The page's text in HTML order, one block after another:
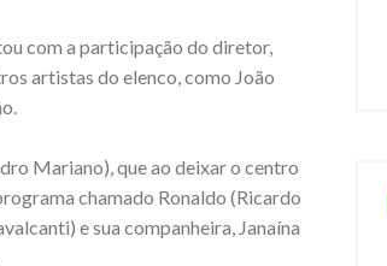
com a participação do diretor,
artistas do elenco, como João
Mariano), que ao deixar o centro
chamado Ronaldo (Ricardo
e sua companheira, Janaína